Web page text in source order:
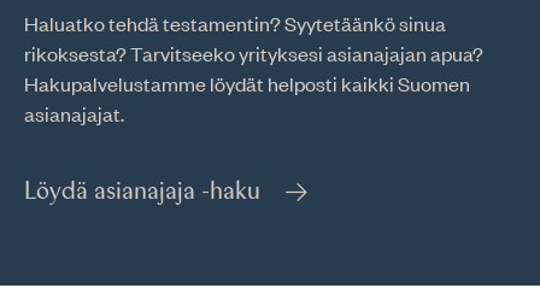
Haluatko tehdä testamentin? Syytetäänkö sinua
rikoksesta? Tarvitseeko yrityksesi asianajajan apua?
Hakupalvelustamme löydät helposti kaikki Suomen
asianajajat.
Löydä asianajaja -haku